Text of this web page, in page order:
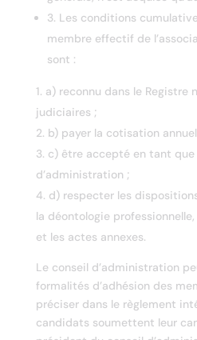
3. Les conditions
membre effectif de
sont :
a) reconnu dans le Registre
judiciaires ;
b) payer la cotisation
c) être accepté en tant que
d’administration ;
d) respecter les
la déontologie
et les actes annexes.
Le conseil d’administration
formalités d’adhésion des
préciser dans le règlement
candidats soumettent leur